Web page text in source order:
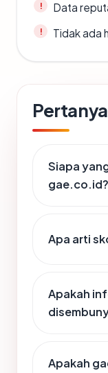
Data
Tidak ada
Siapa
gae.co.id?
Apa arti
Apakah
Apakah